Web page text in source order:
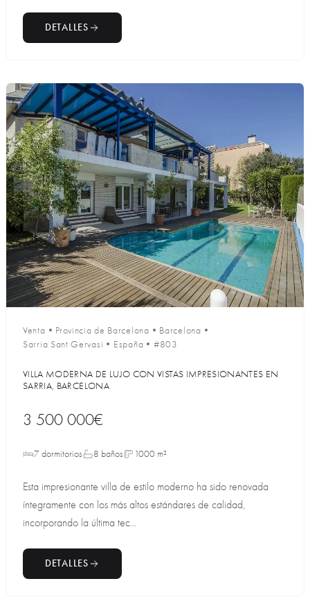
DETALLES
Venta • Provincia de Barcelona • Barcelona •
Sarria Sant Gervasi • España • #803
VILLA MODERNA DE LUJO CON VISTAS IMPRESIONANTES EN
SARRIA, BARCELONA
3 500 000€
7 dormitorios 8 baños 1000 m²
Esta impresionante villa de estilo moderno ha sido renovada
íntegramente con los más altos estándares de calidad,
incorporando la última tec...
DETALLES